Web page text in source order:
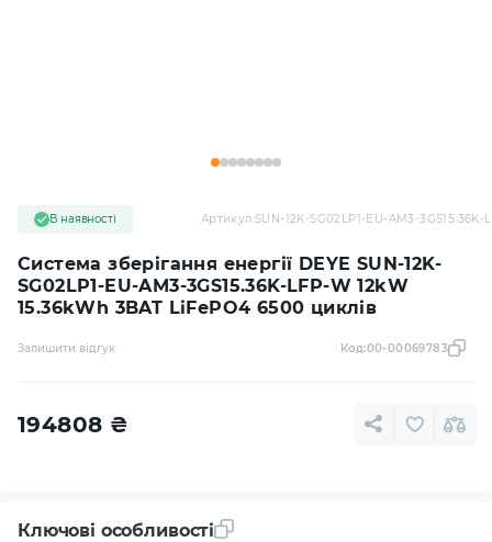
Система зберігання енергії DEYE SUN-12K-
SG02LP1-EU-AM3-3GS15.36K-LFP-W 12kW
15.36kWh 3BAT LiFePO4 6500 циклів
В наявності Артикул:SUN-12K-SG02LP1-EU-AM3-3GS15.36K-
Залишити відгук Код:00-00069783
194808 ₴
Ключові особливості